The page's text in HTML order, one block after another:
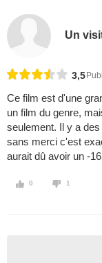
Un
3,5
Ce film est d'une
un film du genre,
seulement. Il y a
sans merci c'est
aurait dû avoir un -
0 1